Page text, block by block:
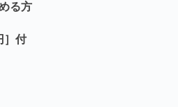
る方
］付